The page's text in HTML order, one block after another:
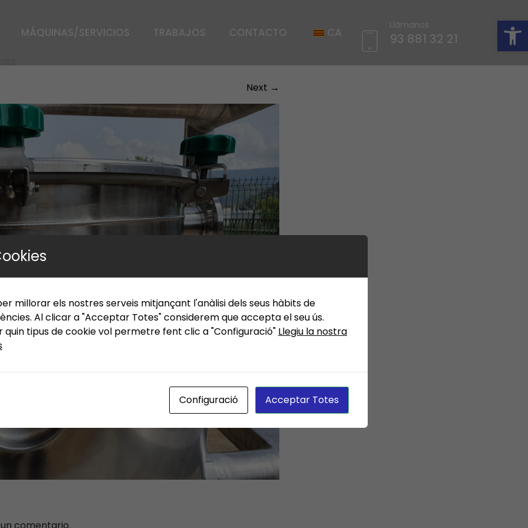
Abrir barra de herramientas
MÁQUINAS/SERVICIOS TRABAJOS CONTACTO CA
Llámanos
93 881 32 21
Next →
comentario.
millorar els nostres serveis mitjançant l'anàlisi dels seus hàbits de
Al clicar a "Acceptar Totes" considerem que accepta el seu ús.
quin tipus de cookie vol permetre fent clic a "Configuració" Llegiu la nostra
Configuració Acceptar Totes